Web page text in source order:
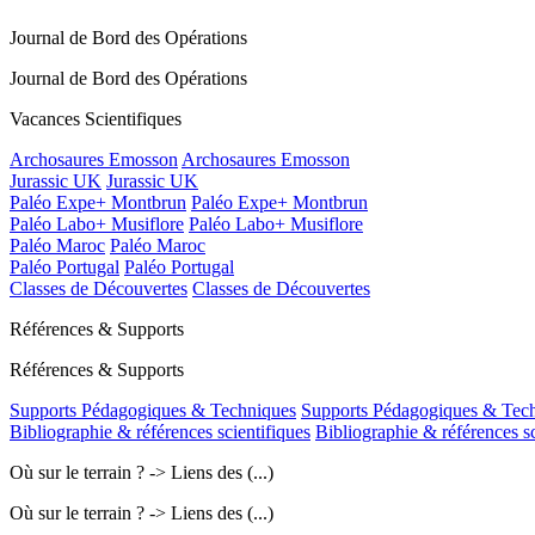
Journal de Bord des Opérations
Journal de Bord des Opérations
Vacances Scientifiques
Archosaures Emosson Archosaures Emosson
Jurassic UK Jurassic UK
Paléo Expe+ Montbrun Paléo Expe+ Montbrun
Paléo Labo+ Musiflore Paléo Labo+ Musiflore
Paléo Maroc Paléo Maroc
Paléo Portugal Paléo Portugal
Classes de Découvertes Classes de Découvertes
Références & Supports
Références & Supports
Supports Pédagogiques & Techniques Supports Pédagogiques &
Bibliographie & références scientifiques Bibliographie & références
Où sur le terrain ? -> Liens des (...)
Où sur le terrain ? -> Liens des (...)